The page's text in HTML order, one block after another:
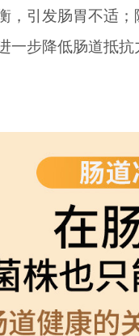
，引发肠胃不适
一步降低肠道抵